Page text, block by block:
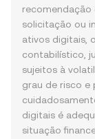
recomendação
solicitação ou
ativos digitais,
contabilístico,
sujeitos à
grau de risco e
digitais é
situação